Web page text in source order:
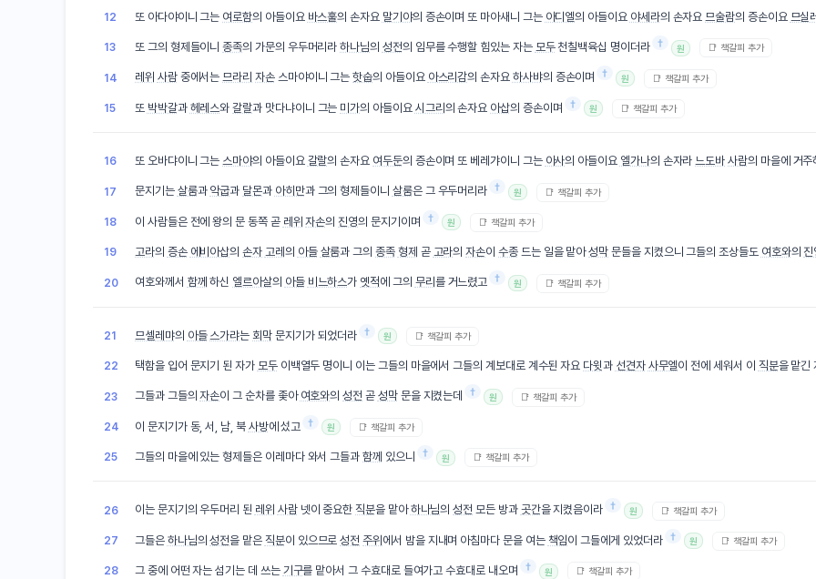
12 또 아다야이니 그는 여로함의 아들이요 바스훌의 손자요 말기야의 증손이며 또 마아새니 그는 아디엘의 아들이요 야세라의 손자요 므술람의 증손이요 므실
13 또 그의 형제들이니종족의 가문의 우두머리라하나님의 성전의 임무를 수행할 힘있는 자는 모두천칠백육십 명이더라 † 원 📑 책갈피 추가
14 레위 사람중에서는므라리 자손스마야이니 그는핫숩의 아들이요 아스리감의 손자요 하사뱌의 증손이며 † 원 📑 책갈피 추가
15 또 박박갈과 헤레스와갈랄과 맛다냐이니 그는 미가의 아들이요 시그리 의 손자요 아삽의 증손이며 † 원 📑 책갈피 추가
16 또 오바댜이니 그는스마야의 아들이요 갈랄의 손자요 여두둔의 증손이며 또 베레갸이니 그는 아사의 아들이요 엘가나의 손자라느도바 사람의 마을에 거주
17 문지기는 살룸과 악굽과 달몬과 아히만과 그의 형제들이니 살룸은 그 우두머리라 † 원 📑 책갈피 추가
18 이 사람들은 전에 왕의 문 동쪽 곧 레위 자손의 진영의 문지기이며 † 원 📑 책갈피 추가
19 고라의 증손 에비아삽의손자 고레 의 아들 살룸과 그의종족 형제 곧 고라의자손이수종드는 일을 맡아성막 문들을 지켰으니 그들의 조상들도 여호와의 진
20 여호와께서 함께 하신 엘르아살의 아들 비느하스가 옛적에 그의 무리 를 거느렸고 † 원 📑 책갈피 추가
21 므셀레먀의 아들 스가랴는회막문지기가 되었더라 † 원 📑 책갈피 추가
22 택함을 입어 문지기 된 자가 모두이백열두 명이니 이는 그들의 마을에서 그들의 계보대로 계수된 자요 다윗과 선견자 사무엘이 전에 세워서 이 직분을 맡긴
23 그들과 그들의자손이 그 순차를 좇아 여호와의성전 곧 성막문을 지켰는데 † 원 📑 책갈피 추가
24 이 문지기가 동, 서, 남, 북 사방에 섰고 † 원 📑 책갈피 추가
25 그들의 마을에 있는 형제들은 이레마다 와서 그들과함께 있으니 † 원 📑 책갈피 추가
26 이는 문지기의 우두머리 된 레위 사람넷이 중요한직분을 맡아하나님의성전 모든 방과 곳간을 지켰음이라 † 원 📑 책갈피 추가
27 그들은 하나님의성전을 맡은 직분이 있으므로성전 주위 에서 밤을 지내며 아침마다 문을 여는 책임이 그들에게 있었더라 † 원 📑 책갈피 추가
28 그 중에 어떤 자는 섬기는 데 쓰는 기구를 맡아서 그 수효대로 들여가고 수효대로 내오며 † 원 📑 책갈피 추가